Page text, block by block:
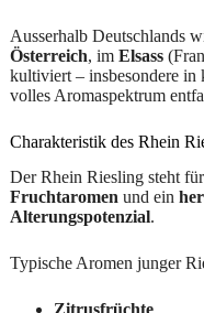
Ausserhalb Deutschlands
Österreich, im Elsass
kultiviert – insbesondere in
volles Aromaspektrum
Charakteristik des Rhein
Der Rhein Riesling steht für
Fruchtaromenund ein
Alterungspotenzial.
Typische Aromen junger